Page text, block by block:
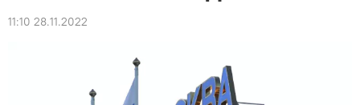
11:10 28.11.2022